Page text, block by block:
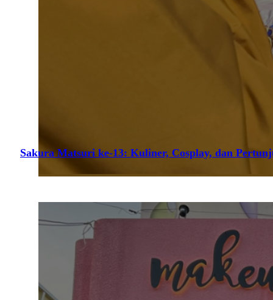
Sakura Matsuri ke-13: Kuliner, Cosplay, dan